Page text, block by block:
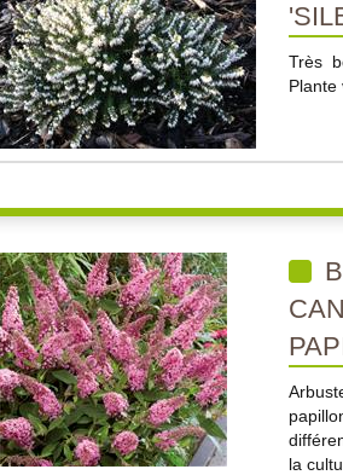
Très
Plante
la